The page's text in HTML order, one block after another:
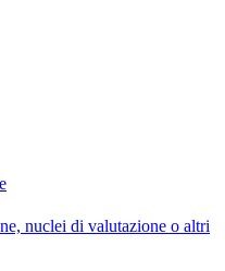
nuclei di valutazione o altri